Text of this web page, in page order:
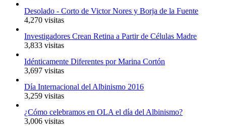
Desolado - Corto de Victor Nores y Borja de la Fuente
4,270 visitas
Investigadores Crean Retina a Partir de Células Madre
3,833 visitas
Idénticamente Diferentes por Marina Cortón
3,697 visitas
Día Internacional del Albinismo 2016
3,259 visitas
¿Cómo celebramos en OLA el día del Albinismo?
3,006 visitas